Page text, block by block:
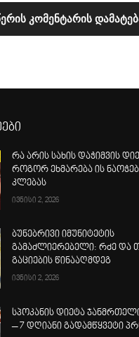
რა არის სახის დაჭიმვის
როგორ ეხმარება ის
კლებას
ივნისი 2, 2026
ბუნებრივი იმუნიტეტის
გამაძლიერებელი: რძე და
გაციების წინააღმდეგ
ივნისი 2, 2026
სპოკანის დიეტა
– 7 დღიანი გადამწყვეტი